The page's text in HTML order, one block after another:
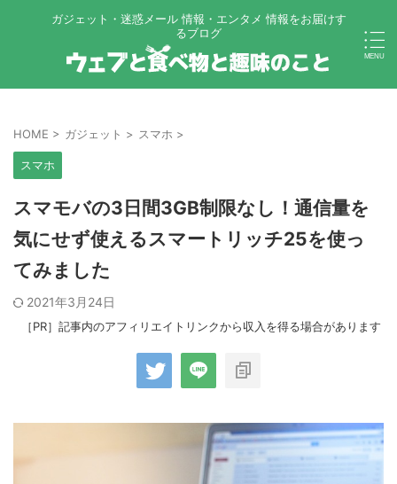
ガジェット・迷惑メール 情報・エンタメ 情報をお届けす
るブログ
HOME > ガジェット > スマホ >
スマホ
スマモバの3日間3GB制限なし！通信量を
気にせず使えるスマートリッチ25を使っ
てみました
2021年3月24日
［PR］記事内のアフィリエイトリンクから収入を得る場合があります